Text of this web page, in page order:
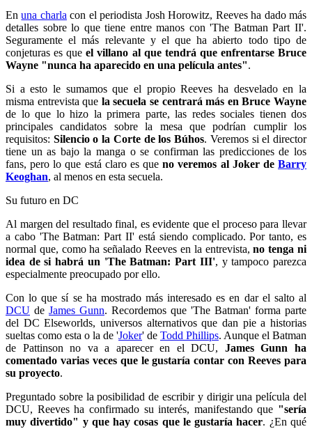
Enuna charla con el periodista Josh Horowitz, Reeves ha dado más
detalles sobre lo que tiene entre manos con 'The Batman Part II'.
Seguramente el más relevante y el que ha abierto todo tipo de
conjeturas es queel villano al que tendrá que enfrentarse Bruce
Wayne "nunca ha aparecido en una película antes".
Si a esto le sumamos que el propio Reeves ha desvelado en la
misma entrevista que la secuela se centrará más en Bruce Wayne
de lo que lo hizo la primera parte, las redes sociales tienen dos
principales candidatos sobre la mesa que podrían cumplir los
requisitos: Silencio o la Corte de los Búhos. Veremos si el director
tiene un as bajo la manga o se confirman las predicciones de los
fans, pero lo que está claro es queno veremos al Joker deBarry
Keoghan, al menos en esta secuela.
Su futuro en DC
Al margen del resultado final, es evidente que el proceso para llevar
a cabo 'The Batman: Part II' está siendo complicado. Por tanto, es
normal que, como ha señalado Reeves en la entrevista,no tenga ni
idea de si habrá un 'The Batman: Part III', y tampoco parezca
especialmente preocupado por ello.
Con lo que sí se ha mostrado más interesado es en dar el salto al
DCU de James Gunn. Recordemos que 'The Batman' forma parte
del DC Elseworlds, universos alternativos que dan pie a historias
sueltas como esta o la de 'Joker' de Todd Phillips. Aunque el Batman
de Pattinson no va a aparecer en el DCU, James Gunn ha
comentado varias veces que le gustaría contar con Reeves para
su proyecto.
Preguntado sobre la posibilidad de escribir y dirigir una película del
DCU, Reeves ha confirmado su interés, manifestando que "sería
muy divertido" y que hay cosas que le gustaría hacer. ¿En qué